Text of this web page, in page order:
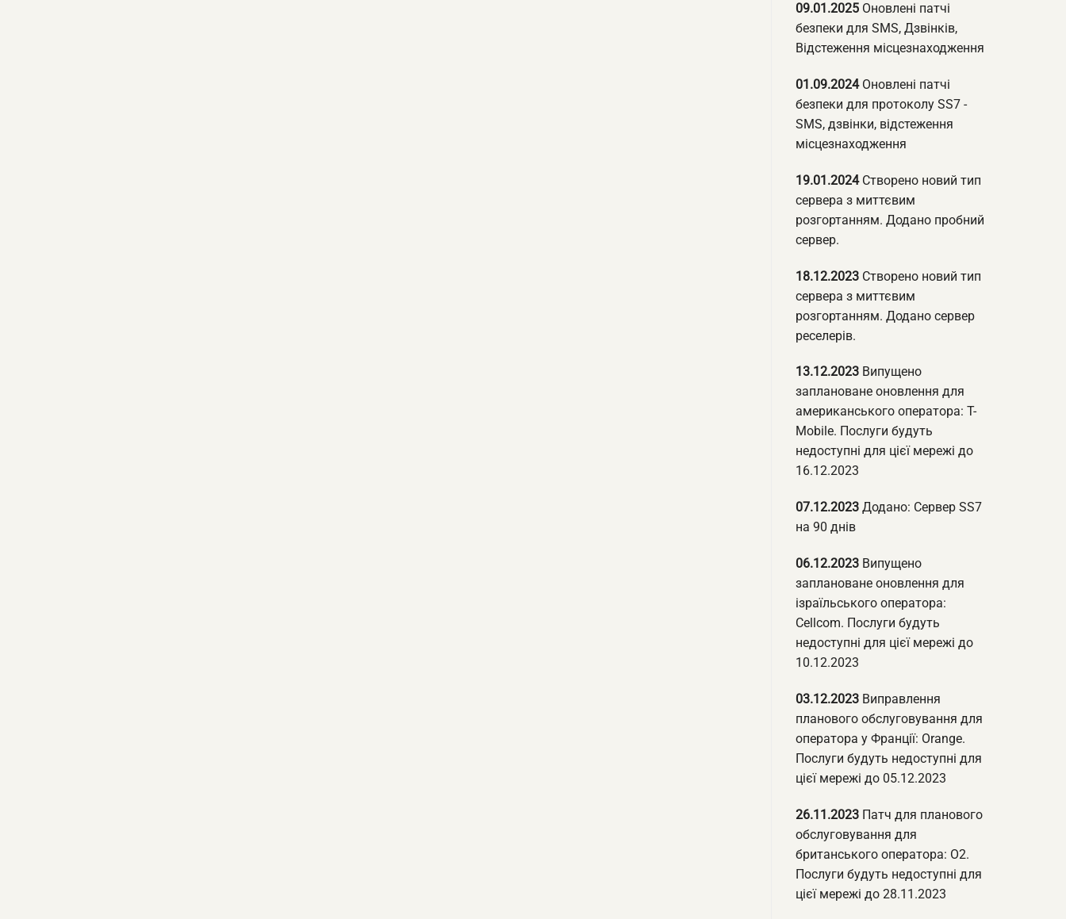
09.01.2025 Оновлені патчі
безпеки для SMS, Дзвінків,
Відстеження місцезнаходження
01.09.2024Оновлені патчі
безпеки для протоколу SS7 -
SMS, дзвінки, відстеження
місцезнаходження
19.01.2024Створено новий тип
сервера з миттєвим
розгортанням. Додано пробний
сервер.
18.12.2023 Створено новий тип
сервера з миттєвим
розгортанням. Додано сервер
реселерів.
13.12.2023 Випущено
заплановане оновлення для
американського оператора: T-
Mobile. Послуги будуть
недоступні для цієї мережі до
16.12.2023
07.12.2023 Додано: Сервер SS7
на 90 днів
06.12.2023 Випущено
заплановане оновлення для
ізраїльського оператора:
Cellcom. Послуги будуть
недоступні для цієї мережі до
10.12.2023
03.12.2023 Виправлення
планового обслуговування для
оператора у Франції: Orange.
Послуги будуть недоступні для
цієї мережі до 05.12.2023
26.11.2023 Патч для планового
обслуговування для
британського оператора: O2.
Послуги будуть недоступні для
цієї мережі до 28.11.2023